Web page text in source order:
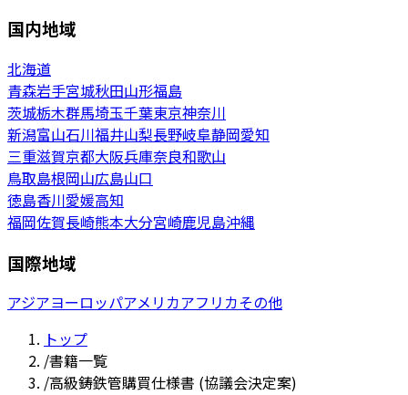
国内地域
北海道
青森岩手宮城秋田山形福島
茨城栃木群馬埼玉千葉東京神奈川
新潟富山石川福井山梨長野岐阜静岡愛知
三重滋賀京都大阪兵庫奈良和歌山
鳥取島根岡山広島山口
徳島香川愛媛高知
福岡佐賀長崎熊本大分宮崎鹿児島沖縄
国際地域
アジアヨーロッパアメリカアフリカその他
トップ
/書籍一覧
/高級鋳鉄管購買仕様書 (協議会決定案)